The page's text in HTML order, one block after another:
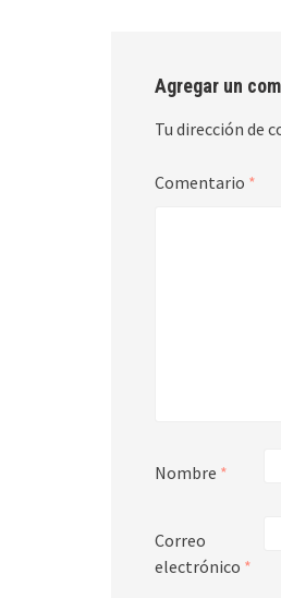
Agregar un
Tu dirección de
Comentario *
Nombre *
Correo
electrónico *